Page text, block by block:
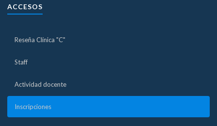
ACCESOS
Reseña Clínica "C"
Staff
Actividad docente
Inscripciones